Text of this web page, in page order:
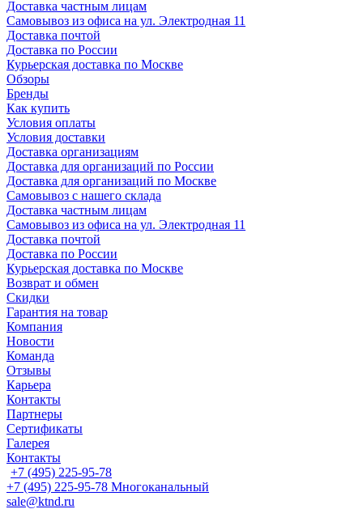
Доставка частным лицам
Самовывоз из офиса на ул. Электродная 11
Доставка почтой
Доставка по России
Курьерская доставка по Москве
Обзоры
Бренды
Как купить
Условия оплаты
Условия доставки
Доставка организациям
Доставка для организаций по России
Доставка для организаций по Москве
Самовывоз с нашего склада
Доставка частным лицам
Самовывоз из офиса на ул. Электродная 11
Доставка почтой
Доставка по России
Курьерская доставка по Москве
Возврат и обмен
Скидки
Гарантия на товар
Компания
Новости
Команда
Отзывы
Карьера
Контакты
Партнеры
Сертификаты
Галерея
Контакты
+7 (495) 225-95-78
+7 (495) 225-95-78 Многоканальный
sale@ktnd.ru